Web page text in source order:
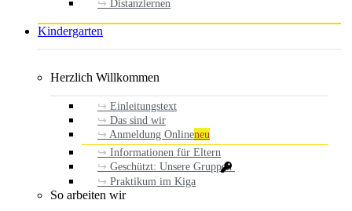
Distanzlernen
Kindergarten
Herzlich Willkommen
Einleitungstext
Das sind wir
Anmeldung Onlineneu
Informationen für Eltern
Geschützt: Unsere Gruppen
Praktikum im Kiga
So arbeiten wir